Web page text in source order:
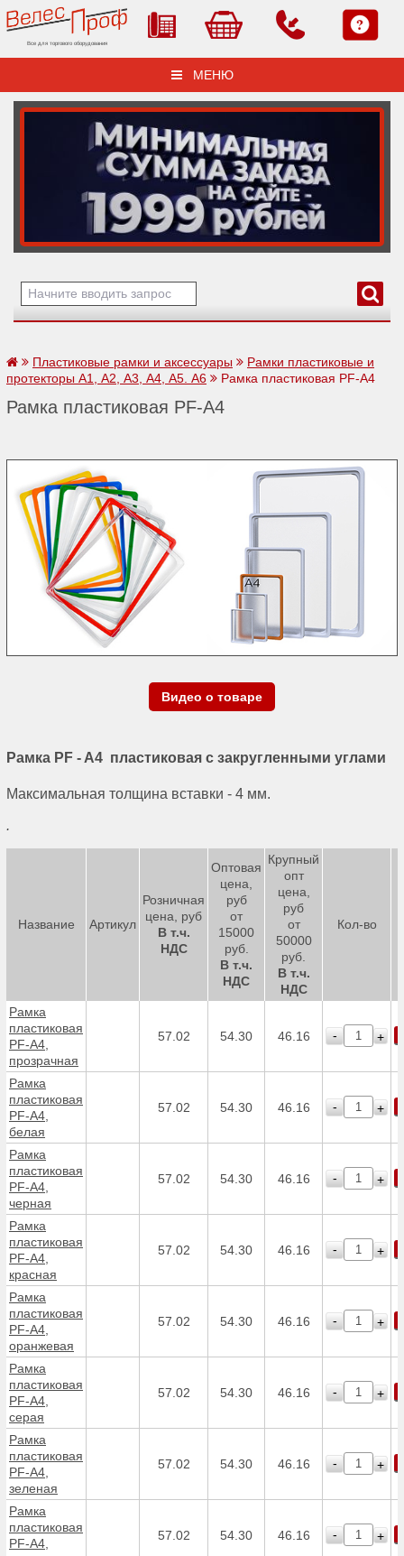
Все для торгового оборудования
МЕНЮ
Пластиковые рамки и аксессуары
Рамки пластиковые и
протекторы А1, А2, А3, А4, А5. А6
Рамка пластиковая PF-А4
Рамка пластиковая PF-А4
Видео о товаре
Рамка PF - A4 пластиковая с закругленными углами
Максимальная толщина вставки - 4 мм.
.
Название Артикул
Розничная
цена, руб
В т.ч.
НДС
Оптовая
цена,
руб
от
15000
руб.
В т.ч.
НДС
Крупный
опт
цена,
руб
от
50000
руб.
В т.ч.
НДС
Кол-во
Рамка
пластиковая
PF-А4,
прозрачная
57.02 54.30 46.16 - +
Рамка
пластиковая
PF-А4,
белая
57.02 54.30 46.16 - +
Рамка
пластиковая
PF-А4,
черная
57.02 54.30 46.16 - +
Рамка
пластиковая
PF-А4,
красная
57.02 54.30 46.16 - +
Рамка
пластиковая
PF-А4,
оранжевая
57.02 54.30 46.16 - +
Рамка
пластиковая
PF-А4,
серая
57.02 54.30 46.16 - +
Рамка
пластиковая
PF-А4,
зеленая
57.02 54.30 46.16 - +
Рамка
пластиковая
PF-А4,
57.02 54.30 46.16 - +